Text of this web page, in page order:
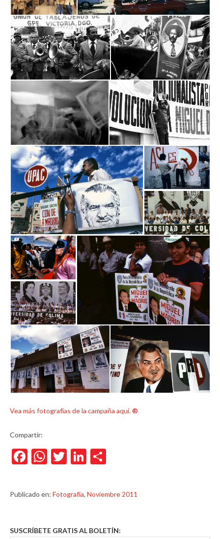
Vea más fotografías de la campaña aquí.®
Compartir:
Facebook
WhatsApp
TwitterLinkedIn
Publicado en: Fotografía, Noviembre 2011
SUSCRÍBETE GRATIS AL BOLETÍN: